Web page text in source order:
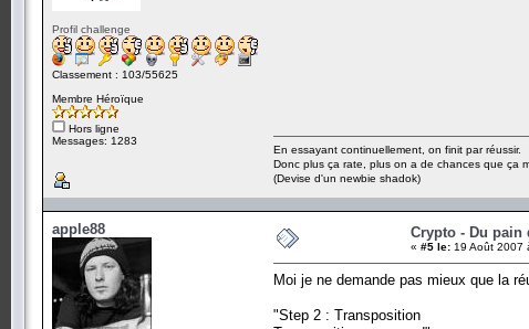
Profil challenge
Classement : 103/55625
Membre Héroïque
Hors ligne
Messages: 1283
En essayant continuellement, on finit par réussir.
Donc plus ça rate, plus on a de chances que ça
(Devise d'un newbie shadok)
apple88 Crypto - Du pain
« #5 le: 19 Août 2007
Moi je ne demande pas mieux que la
"Step 2 : Transposition